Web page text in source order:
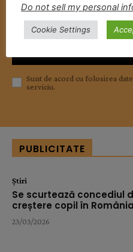
Sunt de acord cu folosirea
serviciu.
PUBLICITATE
Știri
Se scurtează concediul
creștere copil în
23/03/2026
Do not sell my personal
Cookie Settings